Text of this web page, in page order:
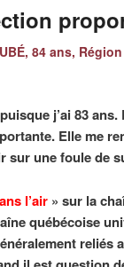
84 ans,
j’ai 83
Elle me
sur une foule de
l’air » sur la
québécoise
reliés